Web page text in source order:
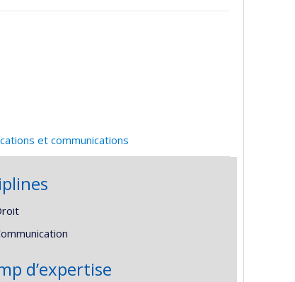
et communications
d’expertise